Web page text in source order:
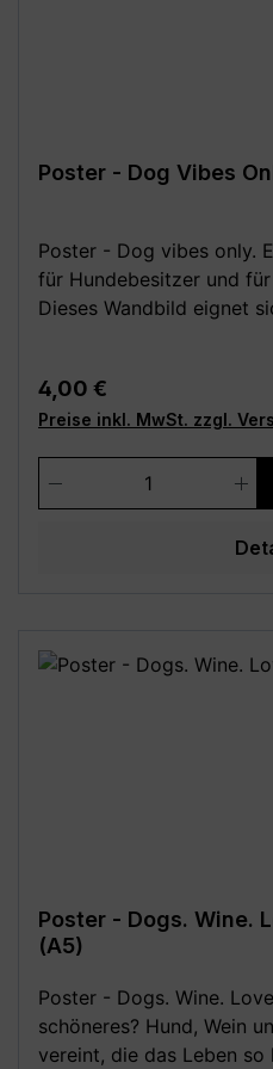
Poster - Dog Vibes
Poster - Dog vibes only. Ein schöner Kunstdruck
für Hundebesitzer und
Dieses Wandbild eignet
Haustier in der Familie. Festes, hochwertiges 250
g Papier (matt). Poster ohne Rahmen und Deko.
Wähle aus den
(B x H): - 14,8 x 21 cm (DIN A5) - 20 x 25 cm - 21
x 29,7 cm (DIN A4) -
40 cm - 42 x 59,4 cm
Regulärer Preis:
4,00 €
Preise inkl. MwSt. zzgl.
Produkt Anzahl:
Poster - Dogs. Wine.
(A5)
Poster - Dogs. Wine. Love. Was gibt
schöneres? Hund, Wein
vereint, die das Leben so